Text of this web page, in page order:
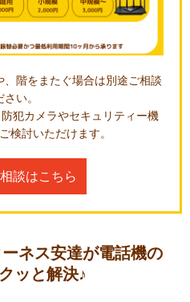
階をまたぐ場合は別途ご相談
さい。
犯カメラやセキュリティー機
検討いただけます。
談はこちら
ーネス安達が電話機の
ッと解決♪